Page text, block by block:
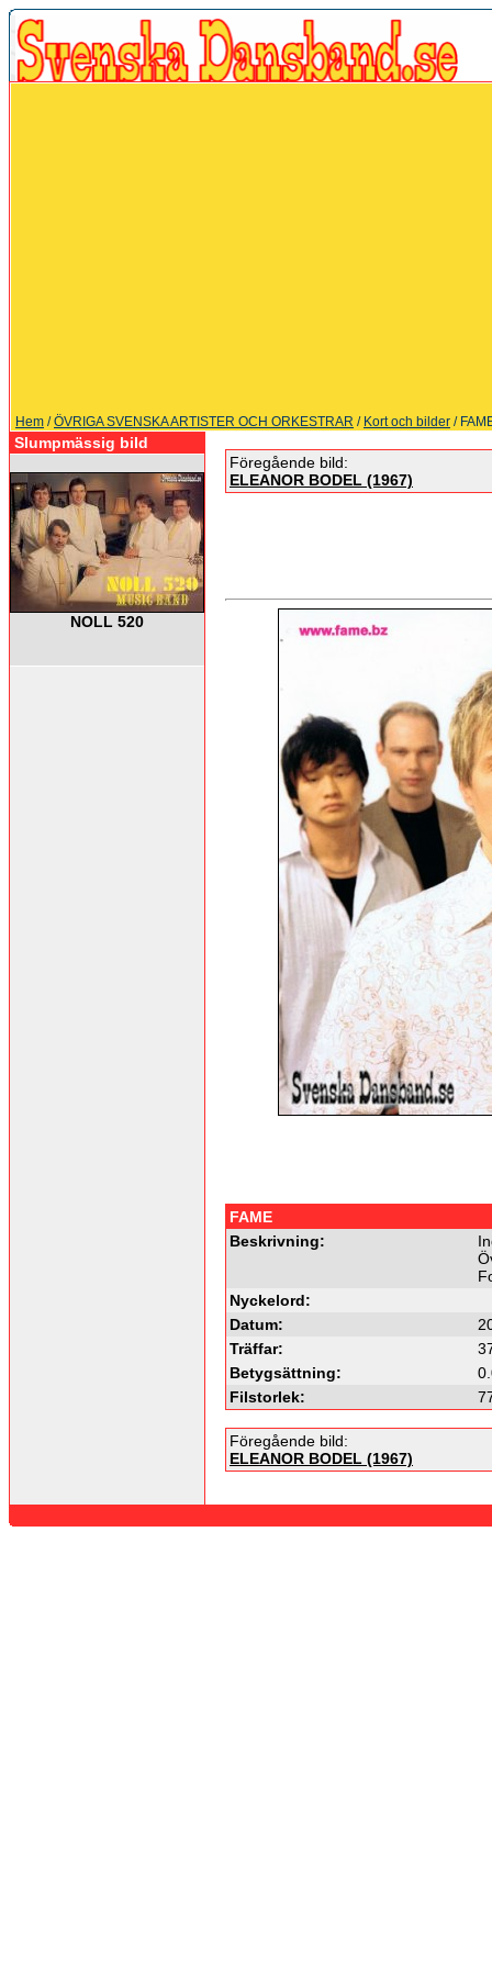
Hem /ÖVRIGA SVENSKA ARTISTER OCH ORKESTRAR / Kort och bilder /
Slumpmässig bild
NOLL 520
Föregående bild:
ELEANOR BODEL (1967)
FAME
Beskrivning:
Nyckelord:
Datum:
Träffar:
Betygsättning:
Filstorlek:
Föregående bild:
ELEANOR BODEL (1967)